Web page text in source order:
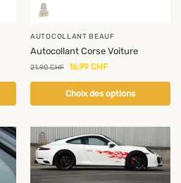
AUTOCOLLANT BEAUF
Autocollant Corse Voiture
21.90CHF 16.99 CHF
Choix des options